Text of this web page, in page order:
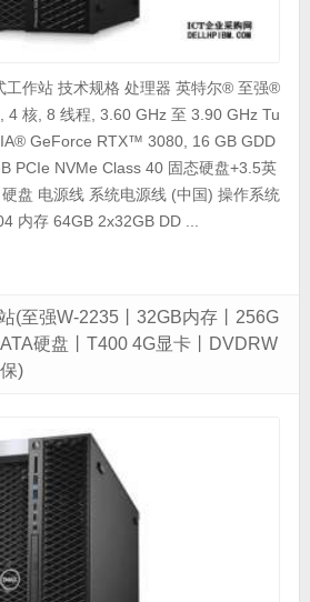
工作站 技术规格 处理器 英特尔® 至强®
4 核, 8 线程, 3.60 GHz 至 3.90 GHz Tu
GeForce RTX™ 3080, 16 GB GDD
PCIe NVMe Class 40 固态硬盘+3.5英
盘 电源线 系统电源线 (中国) 操作系统
内存 64GB 2x32GB DD ...
(至强W-2235丨32GB内存丨256G
硬盘丨T400 4G显卡丨DVDRW
)